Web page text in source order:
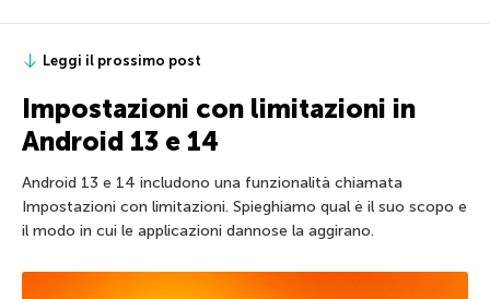
Leggi il prossimo post
Impostazioni con limitazioni in
Android 13 e 14
Android 13 e 14 includono una funzionalità chiamata
Impostazioni con limitazioni. Spieghiamo qual è il suo scopo e
il modo in cui le applicazioni dannose la aggirano.